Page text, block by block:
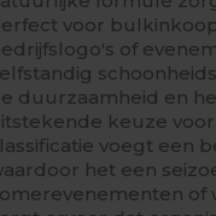
voor
of
duurzaamheid en
keuze
voegt een
het een
of